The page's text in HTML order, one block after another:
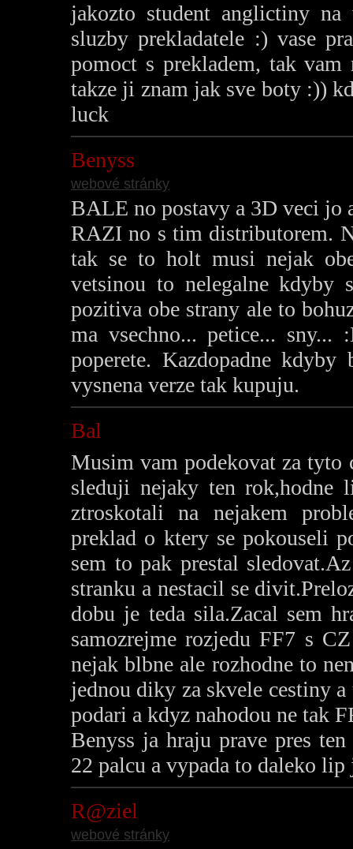
jakozto student anglictiny
sluzby prekladatele :) vase
pomoct s prekladem, tak
takze ji znam jak sve boty :))
luck
Benyss
webové stránky
BALE no postavy a 3D veci jo
RAZI no s tim distributorem.
tak se to holt musi nejak
vetsinou to nelegalne
pozitiva obe strany ale to
ma vsechno... petice...
poperete. Kazdopadne
vysnena verze tak kupuju.
Bal
Musim vam podekovat za tyto
sleduji nejaky ten
ztroskotali na nejakem
preklad o ktery se pokouseli
sem to pak prestal
stranku a nestacil se
dobu je teda sila.Zacal sem
samozrejme rozjedu FF7 s
nejak blbne ale rozhodne to
jednou diky za skvele cestiny
podari a kdyz nahodou ne tak
Benyss ja hraju prave pres
22 palcu a vypada to daleko
R@ziel
webové stránky